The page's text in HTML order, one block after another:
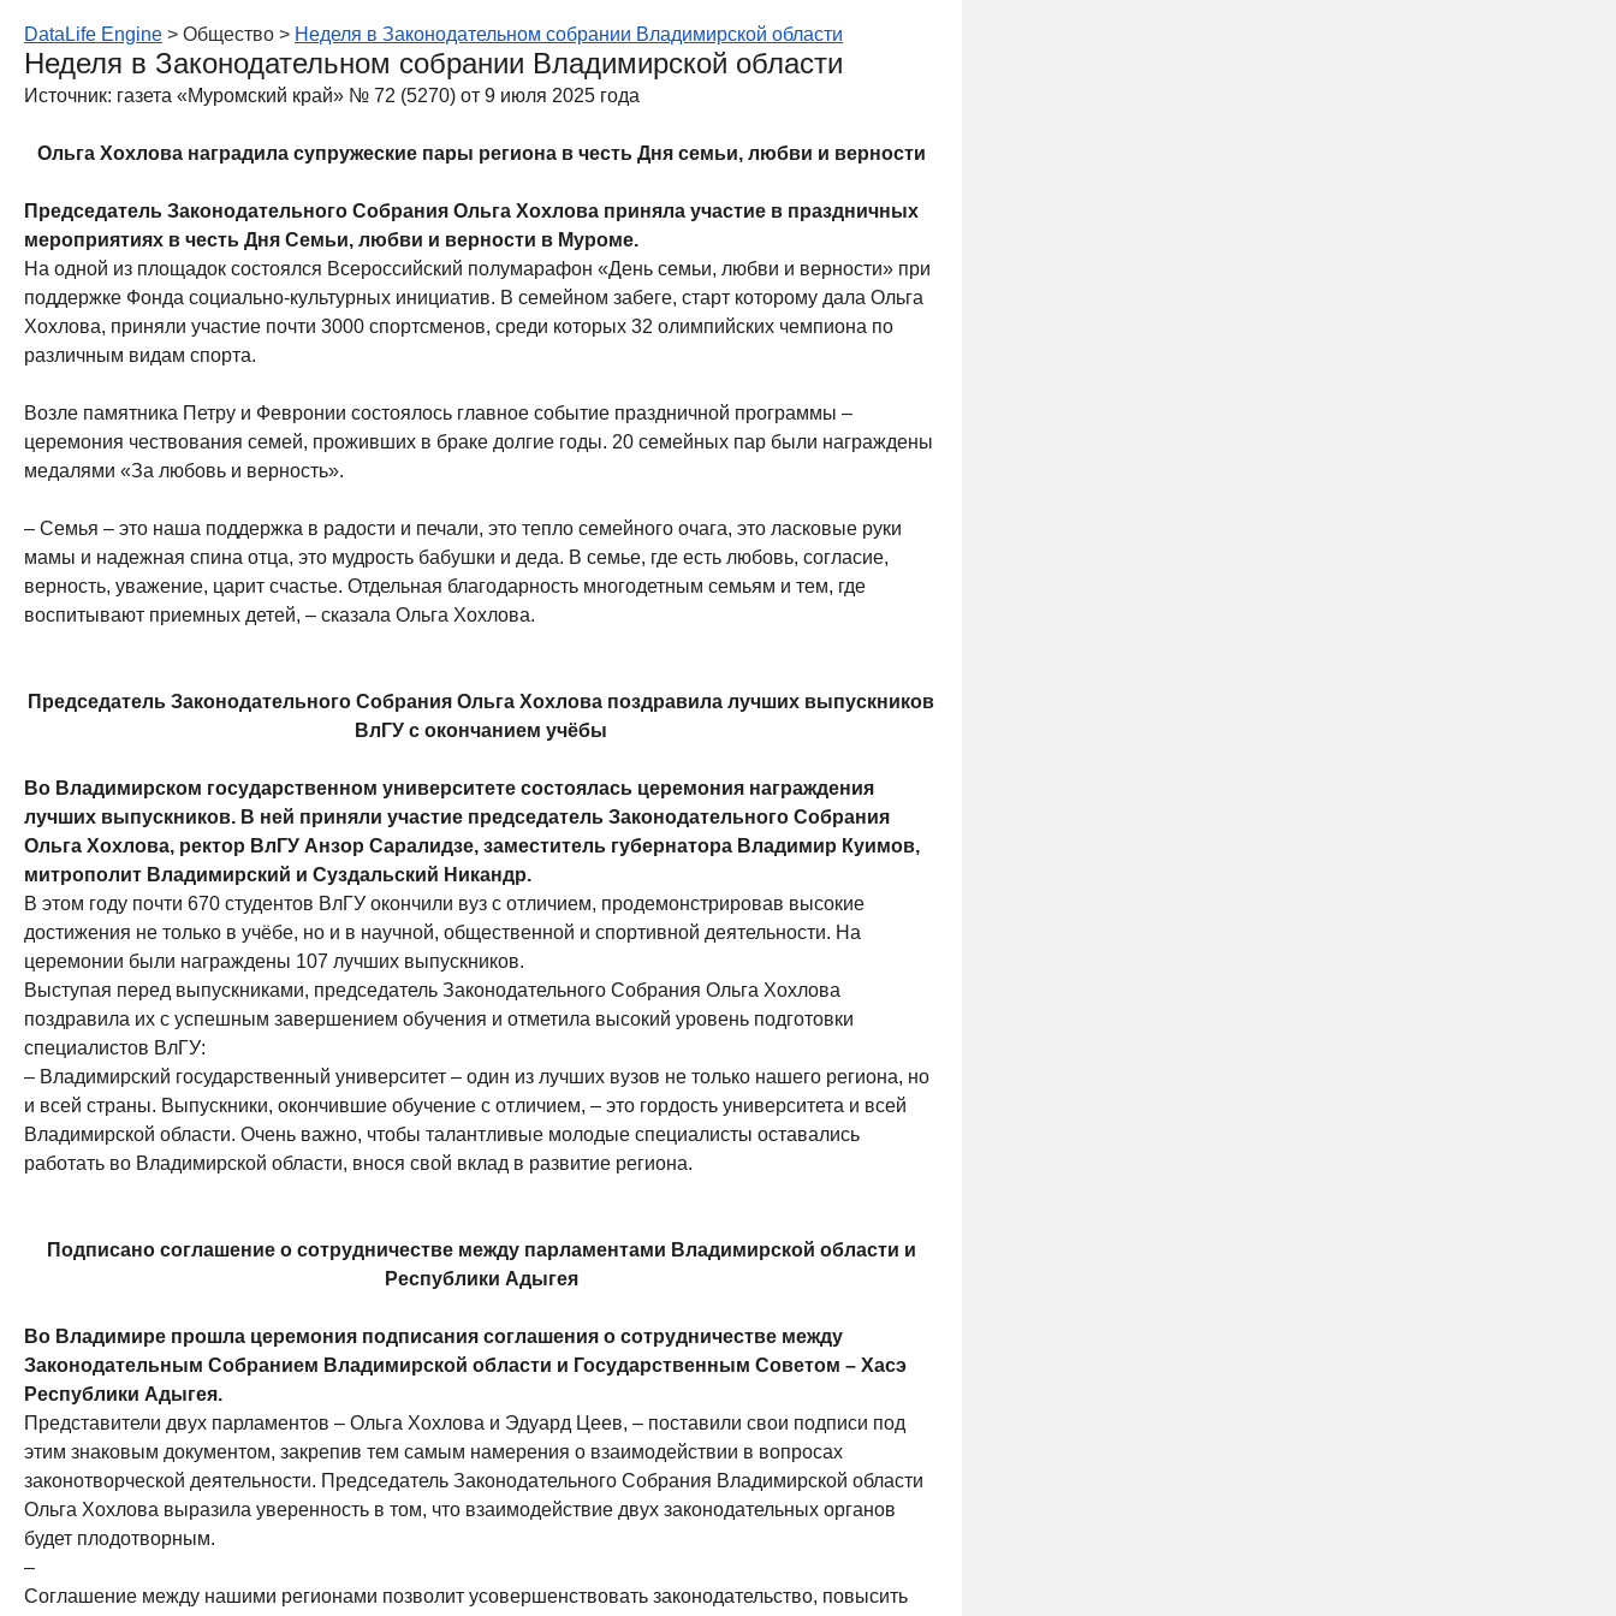
DataLife Engine > Общество > Неделя в Законодательном собрании Владимирской области
Неделя в Законодательном собрании Владимирской области
Источник: газета «Муромский край» № 72 (5270) от 9 июля 2025 года
Ольга Хохлова наградила супружеские пары региона в честь Дня семьи, любви и верности
Председатель Законодательного Собрания Ольга Хохлова приняла участие в праздничных
мероприятиях в честь Дня Семьи, любви и верности в Муроме.
На одной из площадок состоялся Всероссийский полумарафон «День семьи, любви и верности» при
поддержке Фонда социально-культурных инициатив. В семейном забеге, старт которому дала Ольга
Хохлова, приняли участие почти 3000 спортсменов, среди которых 32 олимпийских чемпиона по
различным видам спорта.
Возле памятника Петру и Февронии состоялось главное событие праздничной программы –
церемония чествования семей, проживших в браке долгие годы. 20 семейных пар были награждены
медалями «За любовь и верность».
– Семья – это наша поддержка в радости и печали, это тепло семейного очага, это ласковые руки
мамы и надежная спина отца, это мудрость бабушки и деда. В семье, где есть любовь, согласие,
верность, уважение, царит счастье. Отдельная благодарность многодетным семьям и тем, где
воспитывают приемных детей, – сказала Ольга Хохлова.
Председатель Законодательного Собрания Ольга Хохлова поздравила лучших выпускников
ВлГУ с окончанием учёбы
Во Владимирском государственном университете состоялась церемония награждения
лучших выпускников. В ней приняли участие председатель Законодательного Собрания
Ольга Хохлова, ректор ВлГУ Анзор Саралидзе, заместитель губернатора Владимир Куимов,
митрополит Владимирский и Суздальский Никандр.
В этом году почти 670 студентов ВлГУ окончили вуз с отличием, продемонстрировав высокие
достижения не только в учёбе, но и в научной, общественной и спортивной деятельности. На
церемонии были награждены 107 лучших выпускников.
Выступая перед выпускниками, председатель Законодательного Собрания Ольга Хохлова
поздравила их с успешным завершением обучения и отметила высокий уровень подготовки
специалистов ВлГУ:
– Владимирский государственный университет – один из лучших вузов не только нашего региона, но
и всей страны. Выпускники, окончившие обучение с отличием, – это гордость университета и всей
Владимирской области. Очень важно, чтобы талантливые молодые специалисты оставались
работать во Владимирской области, внося свой вклад в развитие региона.
Подписано соглашение о сотрудничестве между парламентами Владимирской области и
Республики Адыгея
Во Владимире прошла церемония подписания соглашения о сотрудничестве между
Законодательным Собранием Владимирской области и Государственным Советом – Хасэ
Республики Адыгея.
Представители двух парламентов – Ольга Хохлова и Эдуард Цеев, – поставили свои подписи под
этим знаковым документом, закрепив тем самым намерения о взаимодействии в вопросах
законотворческой деятельности. Председатель Законодательного Собрания Владимирской области
Ольга Хохлова выразила уверенность в том, что взаимодействие двух законодательных органов
будет плодотворным.
–
Соглашение между нашими регионами позволит усовершенствовать законодательство, повысить